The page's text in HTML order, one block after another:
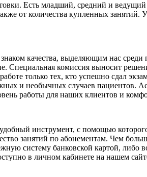
Есть младший, средний и
от количества купленных занятий.
качества, выделяющим нас
Специальная комиссия выносит
только тех, кто успешно сдал
и необычных случаев пациентов.
работы для наших клиентов и
инструмент, с помощью
занятий по абонементам. Чем
систему банковской картой, либо
в личном кабинете на нашем